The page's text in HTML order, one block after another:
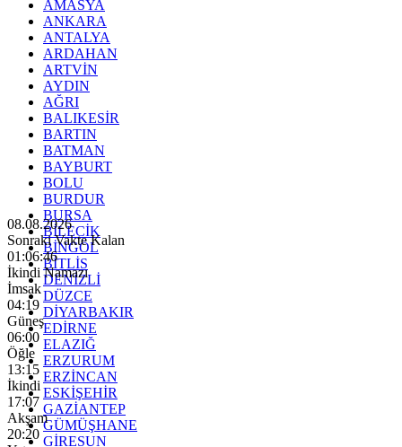
AMASYA
ANKARA
ANTALYA
ARDAHAN
ARTVİN
AYDIN
AĞRI
BALIKESİR
BARTIN
BATMAN
BAYBURT
BOLU
BURDUR
BURSA
BİLECİK
BİNGÖL
BİTLİS
DENİZLİ
DÜZCE
DİYARBAKIR
EDİRNE
ELAZIĞ
ERZURUM
ERZİNCAN
ESKİŞEHİR
GAZİANTEP
GÜMÜŞHANE
GİRESUN
08.08.2026
Sonraki Vakte Kalan
01:06:44
İkindi Namazı
İmsak
04:19
Güneş
06:00
Öğle
13:15
İkindi
17:07
Akşam
20:20